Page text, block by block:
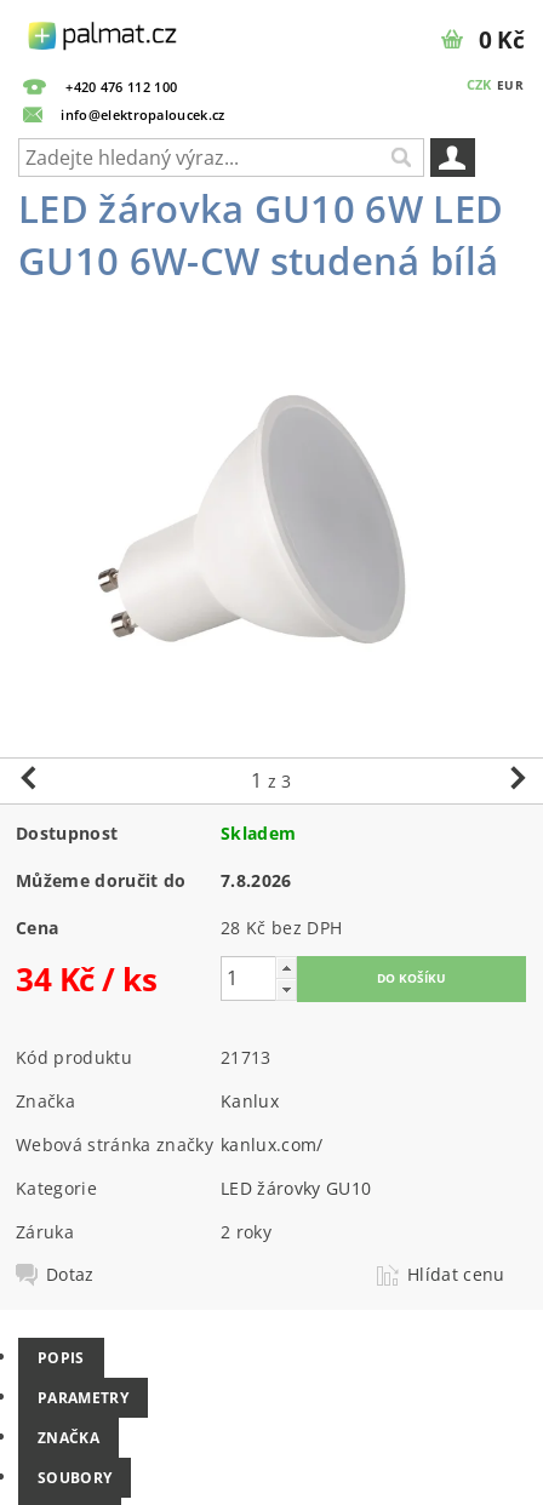
+420 476 112 100
info@elektropaloucek.cz
CZK EUR
0 Kč
LED žárovka GU10 6W LED
GU10 6W-CW studená bílá
1 z 3
Dostupnost Skladem
Můžeme doručit do 7.8.2026
Cena 28 Kč bez DPH
34 Kč/ ks
Kód produktu
21713
Značka
Kanlux
Webová stránka značky kanlux.com/
Kategorie
LED žárovky GU10
Záruka
2 roky
Dotaz
Hlídat cenu
POPIS
PARAMETRY
ZNAČKA
SOUBORY